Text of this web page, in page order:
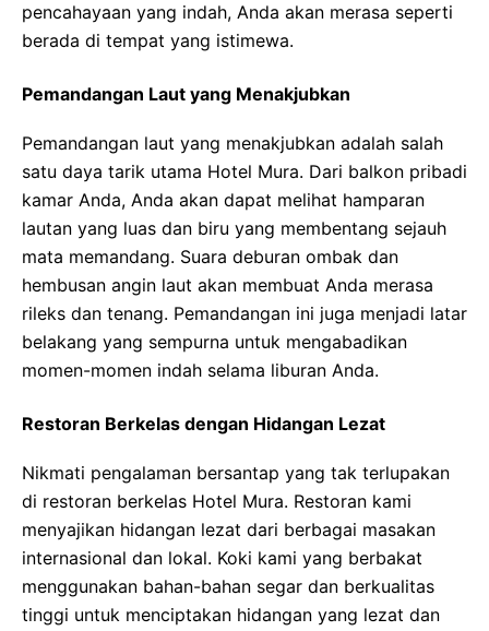
pencahayaan yang indah, Anda akan merasa seperti
berada di tempat yang istimewa.
Pemandangan Laut yang Menakjubkan
Pemandangan laut yang menakjubkan adalah salah
satu daya tarik utama Hotel Mura. Dari balkon pribadi
kamar Anda, Anda akan dapat melihat hamparan
lautan yang luas dan biru yang membentang sejauh
mata memandang. Suara deburan ombak dan
hembusan angin laut akan membuat Anda merasa
rileks dan tenang. Pemandangan ini juga menjadi latar
belakang yang sempurna untuk mengabadikan
momen-momen indah selama liburan Anda.
Restoran Berkelas dengan Hidangan Lezat
Nikmati pengalaman bersantap yang tak terlupakan
di restoran berkelas Hotel Mura. Restoran kami
menyajikan hidangan lezat dari berbagai masakan
internasional dan lokal. Koki kami yang berbakat
menggunakan bahan-bahan segar dan berkualitas
tinggi untuk menciptakan hidangan yang lezat dan